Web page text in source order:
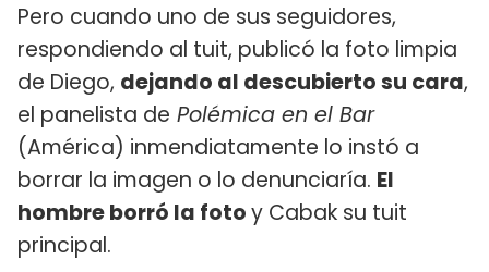
Pero cuando uno de sus seguidores,
respondiendo al tuit, publicó la foto limpia
de Diego, dejando al descubierto su cara,
el panelista de Polémica en el Bar
(América) inmendiatamente lo instó a
borrar la imagen o lo denunciaría. El
hombre borró la fotoy Cabak su tuit
principal.